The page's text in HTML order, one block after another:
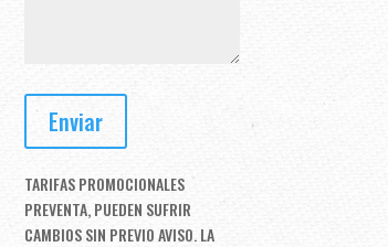
TARIFAS PROMOCIONALES
PREVENTA, PUEDEN SUFRIR
CAMBIOS SIN PREVIO AVISO. LA